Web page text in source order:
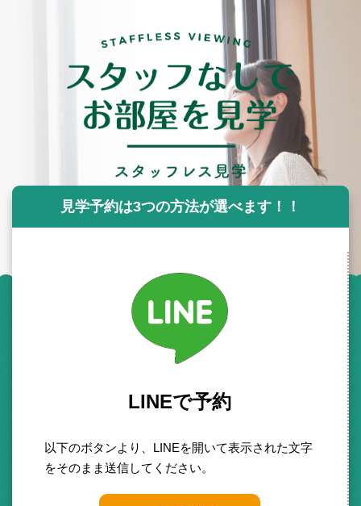
見学予約は3つの方法が選べます！！
LINEで予約
以下のボタンより、LINEを開いて表示された文字
をそのまま送信してください。